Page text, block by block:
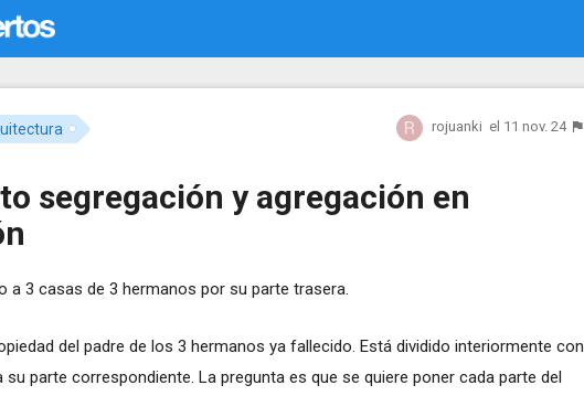
rojuanki el 11 nov. 24
segregación y agregación en
a 3 casas de 3 hermanos por su parte trasera.
del padre de los 3 hermanos ya fallecido. Está dividido interiormente con
parte correspondiente. La pregunta es que se quiere poner cada parte del